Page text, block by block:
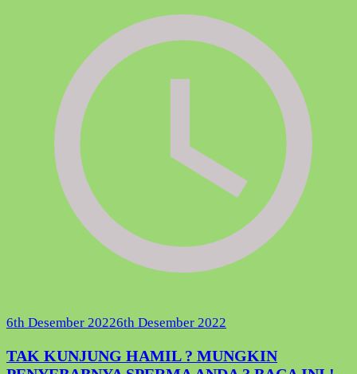
6th Desember 20226th Desember 2022
TAK KUNJUNG HAMIL ? MUNGKIN